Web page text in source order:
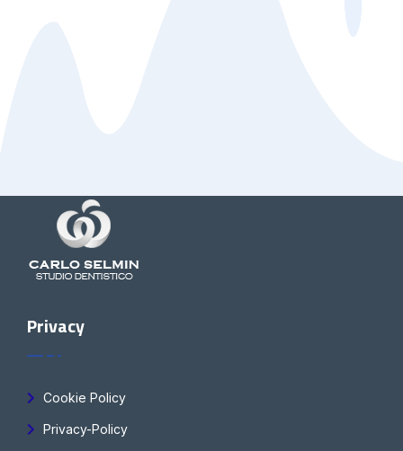
Privacy
Cookie Policy
Privacy-Policy